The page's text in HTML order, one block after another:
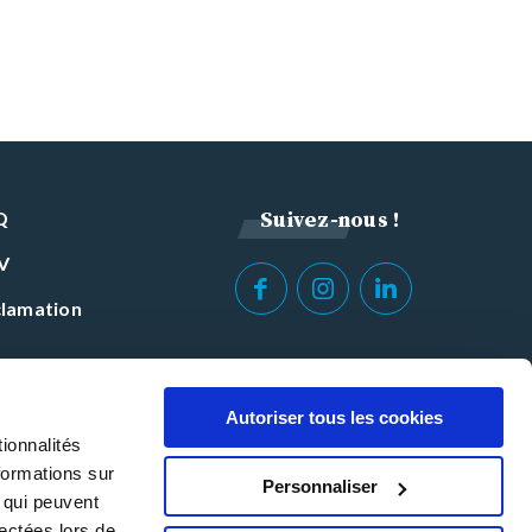
sur
peuvent
Autoriser tous les cookies
Personnaliser
Suivez-nous !